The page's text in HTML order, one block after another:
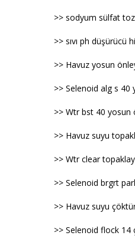
>> sodyum sülfat
>> sıvı ph düşürücü
>> Havuz yosun
>> Selenoid alg s 40
>> Wtr bst 40 yosun
>> Havuz suyu
>> Wtr clear
>> Selenoid brgrt
>> Havuz suyu
>> Selenoid flock 14